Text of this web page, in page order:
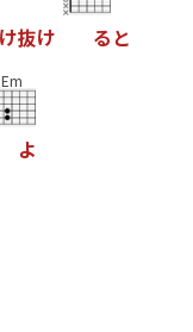
抜け る と
Em
よ